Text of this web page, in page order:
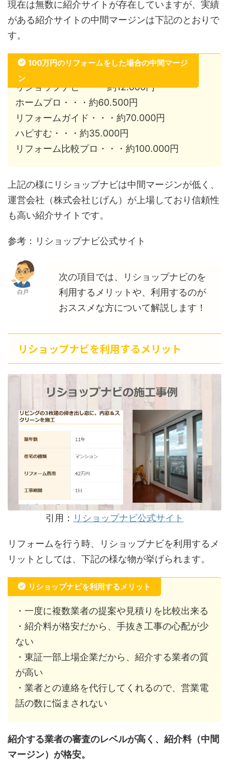
現在は無数に紹介サイトが存在していますが、実績
がある紹介サイトの中間マージンは下記のとおりで
す。
100万円のリフォームをした場合の中間マージ
ン
リショップナビ・・・約12.000円
ホームプロ・・・約60.500円
リフォームガイド・・・約70.000円
ハピすむ・・・約35.000円
リフォーム比較プロ・・・約100.000円
上記の様にリショップナビは中間マージンが低く、
運営会社（株式会社じげん）が上場しており信頼性
も高い紹介サイトです。
参考：リショップナビ公式サイト
白戸
次の項目では、リショップナビのを
利用するメリットや、利用するのが
おススメな方について解説します！
リショップナビを利用するメリット
引用： リショップナビ公式サイト
リフォームを行う時、リショップナビを利用するメ
リットとしては、下記の様な物が挙げられます。
リショップナビを利用するメリット
・一度に複数業者の提案や見積りを比較出来る
・紹介料が格安だから、手抜き工事の心配が少
ない
・東証一部上場企業だから、紹介する業者の質
が高い
・業者との連絡を代行してくれるので、営業電
話の数に悩まされない
紹介する業者の審査のレベルが高く、紹介料（中間
マージン）が格安。